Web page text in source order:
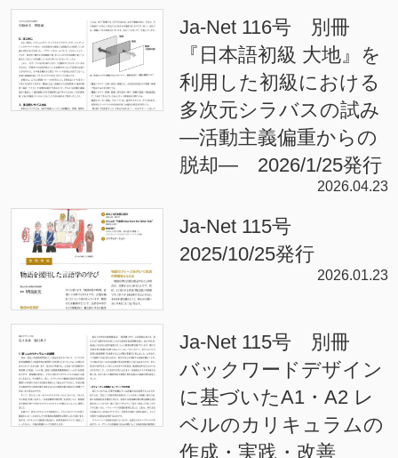
Ja-Net 116号 別冊
『日本語初級 大地』を
利用した初級における
多次元シラバスの試み
—活動主義偏重からの
脱却— 2026/1/25発行
2026.04.23
Ja-Net 115号
2025/10/25発行
2026.01.23
Ja-Net 115号 別冊
バックワードデザイン
に基づいたA1・A2 レ
ベルのカリキュラムの
作成・実践・改善